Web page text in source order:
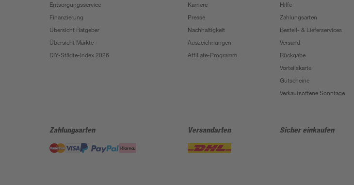
Entsorgungsservice
Finanzierung
Übersicht Ratgeber
Übersicht Märkte
DIY-Städte-Index 2026
Karriere
Presse
Nachhaltigkeit
Auszeichnungen
Affiliate-Programm
Hilfe
Zahlungsarten
Bestell- & Lieferservices
Versand
Rückgabe
Vorteilskarte
Gutscheine
Verkaufsoffene Sonntage
Zahlungsarten Versandarten Sicher einkaufen